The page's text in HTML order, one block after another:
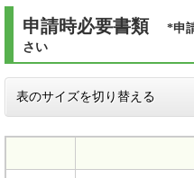
申請時必要書類
*申
さい
表のサイズを切り替える